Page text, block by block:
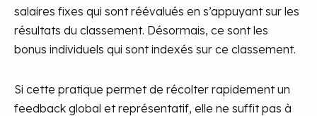
salaires fixes qui sont réévalués en s’appuyant sur les
résultats du classement. Désormais, ce sont les
bonus individuels qui sont indexés sur ce classement.
Si cette pratique permet de récolter rapidement un
feedback global et représentatif, elle ne suffit pas à